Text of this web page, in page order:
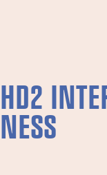
HD2
NESS